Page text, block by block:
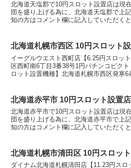
北海道天塩郡で10円スロット設置店は現
団を盛り上げる為に、北海道天塩郡で上
知の方はコメント欄に記入していただく
北海道札幌市西区 10円スロット
イーグルウエスト西町店【6.25円スロッ
区西町南6丁目3番38号1円パチンコビク
ロット設置機種】北海道札幌市西区発寒6
北海道赤平市 10円スロット設置店
北海道赤平市で10円スロット設置店は現
団を盛り上げる為に、北海道赤平市で上
知の方はコメント欄に記入していただく
北海道札幌市清田区 10円スロッ
ダイナム北海道札幌清田店【11.23円ス